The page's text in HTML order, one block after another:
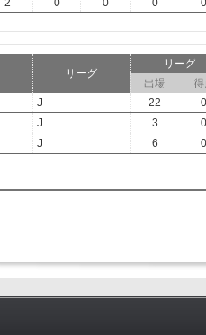
2 0 0 0 0
リーグ
リーグ
出場
得
J 22
0
J 3
0
J 6 0